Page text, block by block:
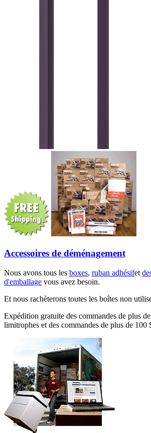
Accessoires de déménagement
Nous avons tous les boxes, ruban adhésifet
d'emballage vous avez besoin.
Et nous rachèterons toutes les boîtes non
Expédition gratuite des commandes de plus
limitrophes et des commandes de plus de 100